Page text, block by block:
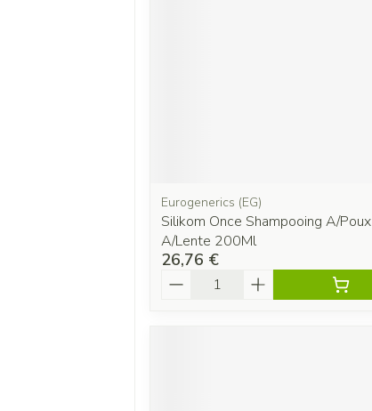
Eurogenerics (EG)
Silikom Once Shampooing A/Poux
A/Lente 200Ml
26,76 €
Quantité